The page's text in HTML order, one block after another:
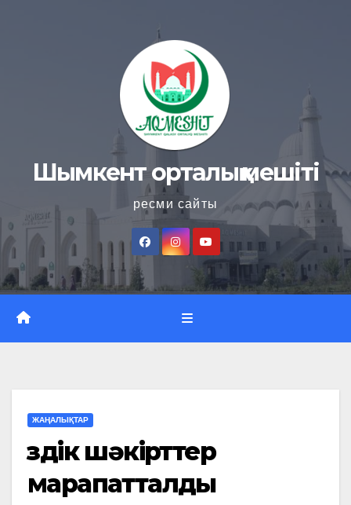
Шымкент орталық мешіті
ресми сайты
ЖАҢАЛЫҚТАР
Үздік шәкірттер
марапатталды